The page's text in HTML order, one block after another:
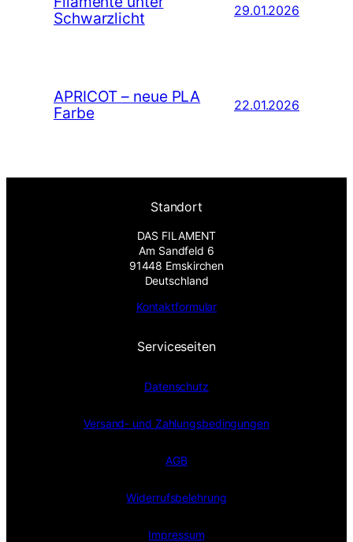
Schwarzlicht
29.01.2026
APRICOT – neue PLA
Farbe
22.01.2026
Standort
DAS FILAMENT
Am Sandfeld 6
91448 Emskirchen
Deutschland
Kontaktformular
Serviceseiten
Datenschutz
Versand- und Zahlungsbedingungen
AGB
Widerrufsbelehrung
Impressum